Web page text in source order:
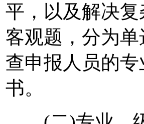
平，以及解决
客观题，分为
查申报人员的
书。